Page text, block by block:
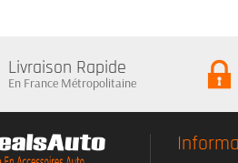
Livraison Rapide
En France Métropolitaine